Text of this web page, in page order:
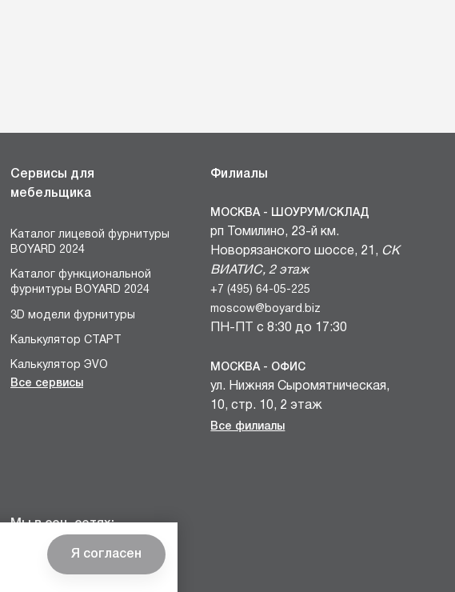
Сервисы для
мебельщика
Каталог лицевой фурнитуры
BOYARD 2024
Каталог функциональной
фурнитуры BOYARD 2024
3D модели фурнитуры
Калькулятор СТАРТ
Калькулятор ЭVO
Конструктор БЛОКИ
Конфигуратор мебельных
Калькулятор веса
мебельных фасадов
Все сервисы
Мы в соц. сетях:
Филиалы
МОСКВА - ШОУРУМ/СКЛАД
рп Томилино, 23-й км.
Новорязанского шоссе, 21, СК
ВИАТИС, 2 этаж
+7 (495) 64-05-225
moscow@boyard.biz
ПН-ПТ с 8:30 до 17:30
МОСКВА - ОФИС
ул. Нижняя Сыромятническая,
10, стр. 10, 2 этаж
+7 (495) 64-05-225
Все филиалы
Я согласен